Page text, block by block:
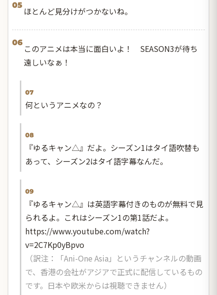
05
ほとんど見分けがつかないね。
06
このアニメは本当に面白いよ！ SEASON3が待ち
遠しいなぁ！
07
何というアニメなの？
08
『ゆるキャン△』だよ。シーズン1はタイ語吹替も
あって、シーズン2はタイ語字幕なんだ。
09
『ゆるキャン△』は英語字幕付きのものが無料で見
られるよ。これはシーズン1の第1話だよ。
https://www.youtube.com/watch?
v=2C7Kp0yBpvo
（訳注：「Ani-One Asia」というチャンネルの動画
で、香港の会社がアジアで正式に配信しているもの
です。日本や欧米からは視聴できません）